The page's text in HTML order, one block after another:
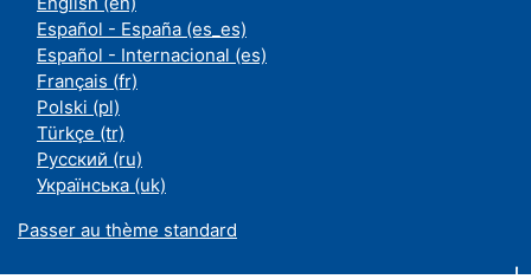
Español - España ‎(es_es)‎
Español - Internacional ‎(es)‎
Français ‎(fr)‎
Polski ‎(pl)‎
Türkçe ‎(tr)‎
Русский ‎(ru)‎
Українська ‎(uk)‎
Passer au thème standard